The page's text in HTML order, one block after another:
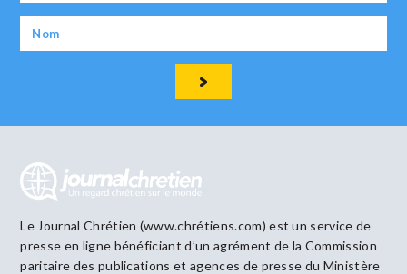
Le Journal Chrétien (www.chrétiens.com) est un service de
presse en ligne bénéficiant d’un agrément de la Commission
paritaire des publications et agences de presse du Ministère